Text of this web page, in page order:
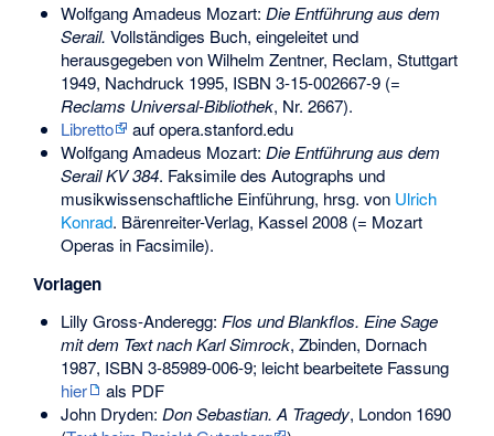
Wolfgang Amadeus Mozart: Die Entführung aus dem
Serail. Vollständiges Buch, eingeleitet und
herausgegeben von Wilhelm Zentner, Reclam, Stuttgart
1949, Nachdruck 1995, ISBN 3-15-002667-9(=
Reclams Universal-Bibliothek, Nr. 2667).
Libretto
auf opera.stanford.edu
Wolfgang Amadeus Mozart: Die Entführung aus dem
Serail KV 384. Faksimile des Autographs und
musikwissenschaftliche Einführung, hrsg. von Ulrich
Konrad. Bärenreiter-Verlag, Kassel 2008 (= Mozart
Operas in Facsimile).
Vorlagen
Lilly Gross-Anderegg: Flos und Blankflos. Eine Sage
mit dem Text nach Karl Simrock, Zbinden, Dornach
1987, ISBN 3-85989-006-9; leicht bearbeitete Fassung
hier
als PDF
John Dryden: Don Sebastian. A Tragedy, London 1690